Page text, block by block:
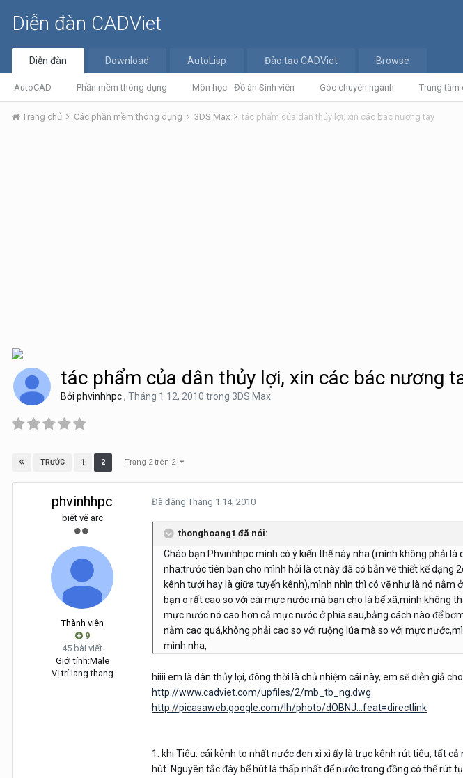
Diễn đàn CADViet
Diễn đàn
AutoCAD Phần mềm thông dụng Môn học - Đồ án Sinh viên Góc chuyên ngành Trung tâm
Download AutoLisp Đào tạo CADViet Browse
Trang chủ Các phần mềm thông dụng 3DS Max tác phẩm của dân thủy lợi, xin các bác nương tay
tác phẩm của dân thủy lợi, xin các bác nương
Bởi phvinhhpc, Tháng 1 12, 2010 trong 3DS Max
TRƯỚC 1 2 Trang 2 trên 2
phvinhhpc
biết vẽ arc
Thành viên
9
45 bài viết
Giới tính:Male
Vị trí:lang thang
Đã đăng Tháng 1 14, 2010
thonghoang1 đã nói:
Chào bạn Phvinhhpc:mình có ý kiến thế này nha:(mình không phải
nha:trước tiên bạn cho mình hỏi là ct này đã có bản vẽ thiết kế
kênh tưới hay là giữa tuyến kênh),mình nhìn thì có vẽ như là nó
bạn o rất cao so với cái mực nước mà bạn cho là bể xã,mình không
mực nước nó cao hơn cả mực nưóc ở phía sau,bằng cách nào để
nằm cao quá,không phải cao so với ruộng lúa mà so với mực
mình nha,
hiiii em là dân thủy lợi, đông thời là chủ nhiệm cái này, em sẽ diễn giả
http://www.cadviet.com/upfiles/2/mb_tb_ng.dwg
http://picasaweb.google.com/lh/photo/dOBNJ...feat=directlink
1. khi Tiêu: cái kênh to nhất nước đen xì xì ấy là trục kênh rút tiêu, tất
hút. Nguyên tắc đáy bể hút là thấp nhất để nước trong đồng có thể rút